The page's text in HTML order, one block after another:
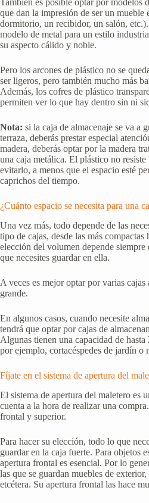
También es posible optar por modelos
que dan la impresión de ser un mueble
dormitorio, un recibidor, un salón,
modelo de metal para un estilo
su aspecto cálido y noble.
Pero los arcones de plástico no se
ser ligeros, pero también mucho más
Además, los cofres de plástico
permiten ver lo que hay dentro sin ni
Nota: si la caja de almacenaje se va a
terraza, deberás prestar especial
madera, deberás optar por la madera
una caja metálica. El plástico no
evitarlo, a menos que el espacio esté
caprichos del tiempo.
¿Cuánto espacio se necesita para una
Una vez más, todo depende de las
tipo de cajas, desde las más compactas
elección del volumen depende
que necesites guardar en ella.
A veces es mejor optar por varias
grande.
En algunos casos, cuando necesite
tendrá que optar por cajas de
Algunas tienen una capacidad de
por ejemplo, cortacéspedes de jardín o
Fíjate en el sistema de apertura del
El sistema de apertura del maletero es
cuenta a la hora de realizar una
frontal y superior.
Para hacer su elección, todo lo que
guardar en la caja fuerte. Para objetos
apertura frontal es esencial. Por lo
las que se guardan muebles de
etcétera. Su apertura frontal las hace